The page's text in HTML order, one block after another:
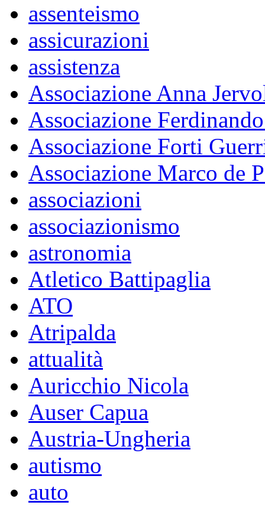
assenteismo
assicurazioni
assistenza
Associazione Anna
Associazione
Associazione Forti
Associazione Marco de
associazioni
associazionismo
astronomia
Atletico Battipaglia
ATO
Atripalda
attualità
Auricchio Nicola
Auser Capua
Austria-Ungheria
autismo
auto